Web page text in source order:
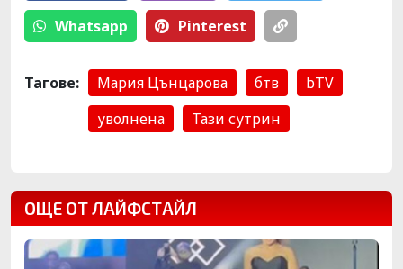
Whatsapp Pinterest
Тагове: Мария Цънцарова бтв
bTV
уволнена
Тази сутрин
ОЩЕ ОТ ЛАЙФСТАЙЛ